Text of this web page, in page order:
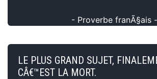
- Proverbe franÃ§ais -
LE PLUS GRAND SUJET,
CÂ€™EST LA MORT.